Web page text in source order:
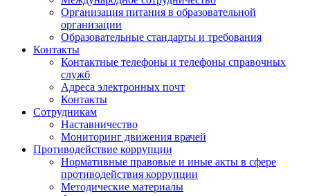
Организация питания в образовательной
организации
Образовательные стандарты и требования
Контакты
Контактные телефоны и телефоны справочных
служб
Адреса электронных почт
Контакты
Сотрудникам
Наставничество
Мониторинг движения врачей
Противодействие коррупции
Нормативные правовые и иные акты в сфере
противодействия коррупции
Методические материалы